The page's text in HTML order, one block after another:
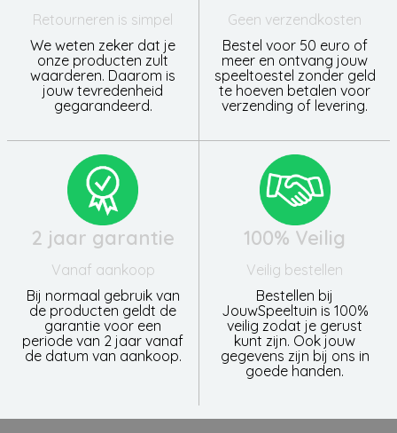
Retourneren is simpel
We weten zeker dat je
onze producten zult
waarderen. Daarom is
jouw tevredenheid
gegarandeerd.
Geen verzendkosten
Bestel voor 50 euro of
meer en ontvang jouw
speeltoestel zonder geld
te hoeven betalen voor
verzending of levering.
2 jaar garantie
Vanaf aankoop
Bij normaal gebruik van
de producten geldt de
garantie voor een
periode van 2 jaar vanaf
de datum van aankoop.
100% Veilig
Veilig bestellen
Bestellen bij
JouwSpeeltuin is 100%
veilig zodat je gerust
kunt zijn. Ook jouw
gegevens zijn bij ons in
goede handen.